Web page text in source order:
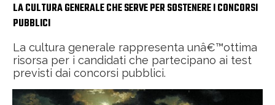
LA CULTURA GENERALE CHE SERVE PER SOSTENERE I CONCORSI
PUBBLICI
La cultura generale rappresenta unâ€™ottima
risorsa per i candidati che partecipano ai test
previsti dai concorsi pubblici.